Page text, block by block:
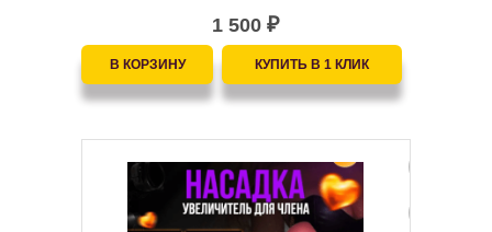
1 500 ₽